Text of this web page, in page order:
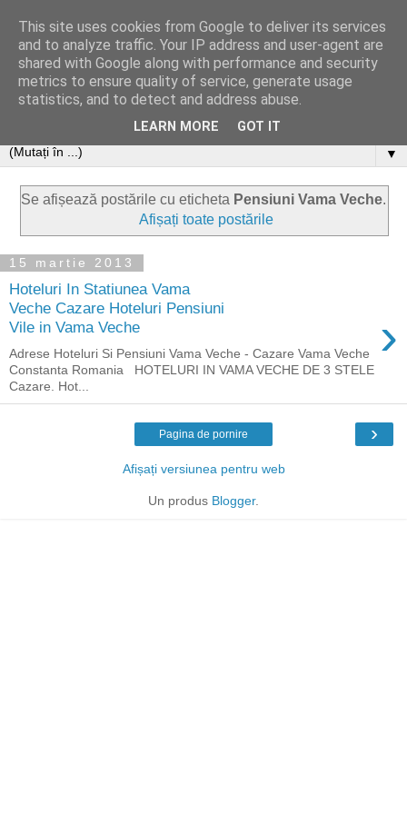
▼
Se afișează postările cu eticheta Pensiuni Vama Veche.
Afișați toate postările
15 martie 2013
Hoteluri In Statiunea Vama
Veche Cazare Hoteluri Pensiuni
Vile in Vama Veche
›
Adrese Hoteluri Si Pensiuni Vama Veche - Cazare Vama Veche
Constanta Romania HOTELURI IN VAMA VECHE DE 3 STELE
Cazare. Hot...
›
Pagina de pornire
Afișați versiunea pentru web
Un produs Blogger.
This site uses cookies from Google to deliver its services
and to analyze traffic. Your IP address and user-agent are
shared with Google along with performance and security
metrics to ensure quality of service, generate usage
statistics, and to detect and address abuse.
LEARN MORE GOT IT